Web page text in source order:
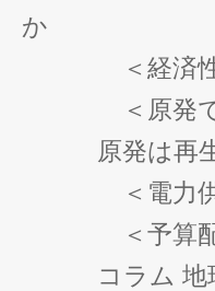
か
＜経済性が
＜原発では
原発は再生
＜電力供給
＜予算配分
コラム 地球